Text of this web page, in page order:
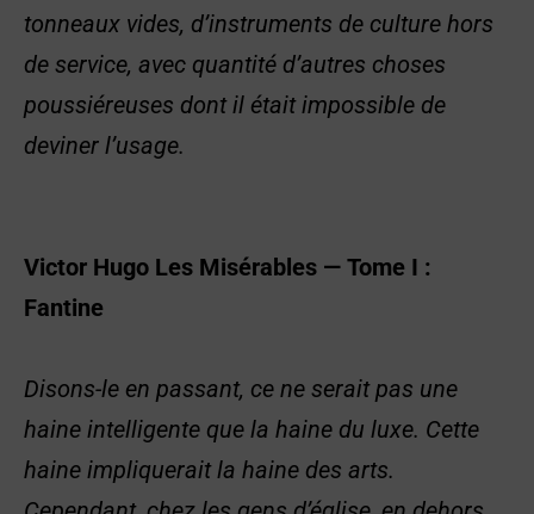
tonneaux vides, d’instruments de culture hors
de service, avec quantité d’autres choses
poussiéreuses dont il était impossible de
deviner l’usage.
Victor Hugo Les Misérables — Tome I :
Fantine
Disons-le en passant, ce ne serait pas une
haine intelligente que la haine du luxe. Cette
haine impliquerait la haine des arts.